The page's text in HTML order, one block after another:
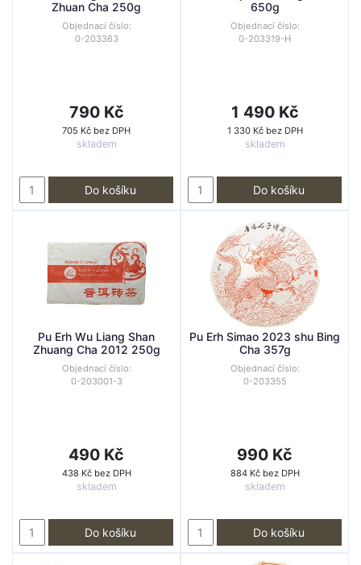
Zhuan Cha 250g
Objednací číslo:
0-203363
790 Kč
705 Kč bez DPH
skladem
Do košíku
650g
Objednací číslo:
0-203319-H
1 490 Kč
1 330 Kč bez DPH
skladem
Do košíku
Pu Erh Wu Liang Shan
Zhuang Cha 2012 250g
Objednací číslo:
0-203001-3
490 Kč
438 Kč bez DPH
skladem
Do košíku
Pu Erh Simao 2023 shu Bing
Cha 357g
Objednací číslo:
0-203355
990 Kč
884 Kč bez DPH
skladem
Do košíku